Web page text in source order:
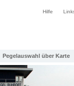
Hilfe
Pegelauswahl über Karte